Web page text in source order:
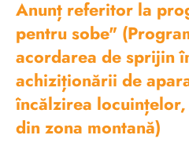
Anunț referitor la
pentru sobe"
acordarea de sprijin
achiziționării de
încălzirea
din zona montană)